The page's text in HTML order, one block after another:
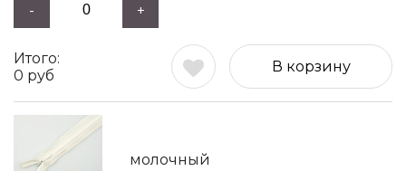
- +
0 руб
В корзину
молочный